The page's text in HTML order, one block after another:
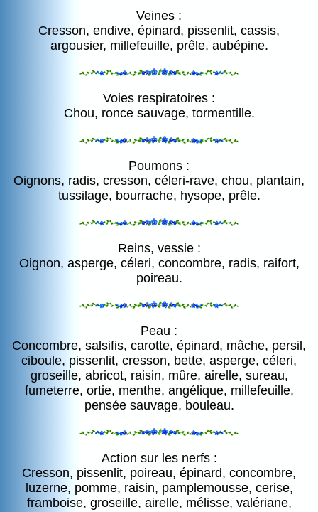
Veines :
Cresson, endive, épinard, pissenlit, cassis,
argousier, millefeuille, prêle, aubépine.
Voies respiratoires :
Chou, ronce sauvage, tormentille.
Poumons :
Oignons, radis, cresson, céleri-rave, chou, plantain,
tussilage, bourrache, hysope, prêle.
Reins, vessie :
Oignon, asperge, céleri, concombre, radis, raifort,
poireau.
Peau :
Concombre, salsifis, carotte, épinard, mâche, persil,
ciboule, pissenlit, cresson, bette, asperge, céleri,
groseille, abricot, raisin, mûre, airelle, sureau,
fumeterre, ortie, menthe, angélique, millefeuille,
pensée sauvage, bouleau.
Action sur les nerfs :
Cresson, pissenlit, poireau, épinard, concombre,
luzerne, pomme, raisin, pamplemousse, cerise,
framboise, groseille, airelle, mélisse, valériane,